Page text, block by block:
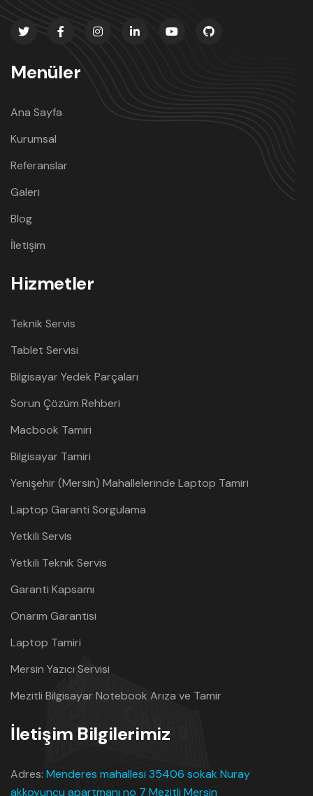
Menüler
Ana Sayfa
Kurumsal
Referanslar
Galeri
Blog
İletişim
Hizmetler
Teknik Servis
Tablet Servisi
Bilgisayar Yedek Parçaları
Sorun Çözüm Rehberi
Macbook Tamiri
Bilgisayar Tamiri
Yenişehir (Mersin) Mahallelerinde Laptop Tamiri
Laptop Garanti Sorgulama
Yetkili Servis
Yetkili Teknik Servis
Garanti Kapsamı
Onarım Garantisi
Laptop Tamiri
Mersin Yazıcı Servisi
Mezitli Bilgisayar Notebook Arıza ve Tamir
İletişim Bilgilerimiz
Adres: Menderes mahallesi 35406 sokak Nuray
akkoyuncu apartmanı no 7 Mezitli Mersin